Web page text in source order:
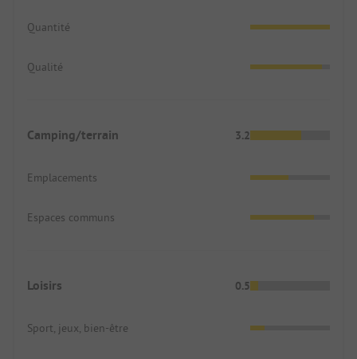
Quantité
Qualité
Camping/terrain 3.2
Emplacements
Espaces communs
Loisirs 0.5
Sport, jeux, bien-être